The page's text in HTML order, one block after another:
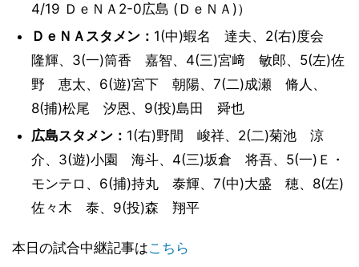
4/19 ＤｅＮＡ2-0広島 (ＤｅＮＡ)）
ＤｅＮＡスタメン： 1(中)蝦名 達夫、2(右)度会
隆輝、3(一)筒香 嘉智、4(三)宮﨑 敏郎、5(左)佐
野 恵太、6(遊)宮下 朝陽、7(二)成瀬 脩人、
8(捕)松尾 汐恩、9(投)島田 舜也
広島スタメン： 1(右)野間 峻祥、2(二)菊池 涼
介、3(遊)小園 海斗、4(三)坂倉 将吾、5(一)Ｅ・
モンテロ、6(捕)持丸 泰輝、7(中)大盛 穂、8(左)
佐々木 泰、9(投)森 翔平
本日の試合中継記事はこちら